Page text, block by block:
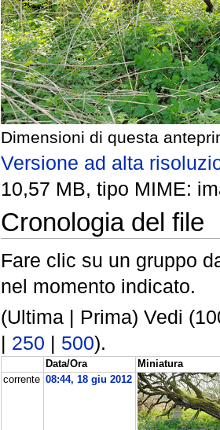
Dimensioni di questa
Versione ad alta
10,57 MB, tipo MIME:
Cronologia del file
Fare clic su un gruppo
nel momento indicato.
(Ultima | Prima) Vedi
| 250 | 500).
Data/Ora
Miniatura
corrente 08:44, 18 giu 2012